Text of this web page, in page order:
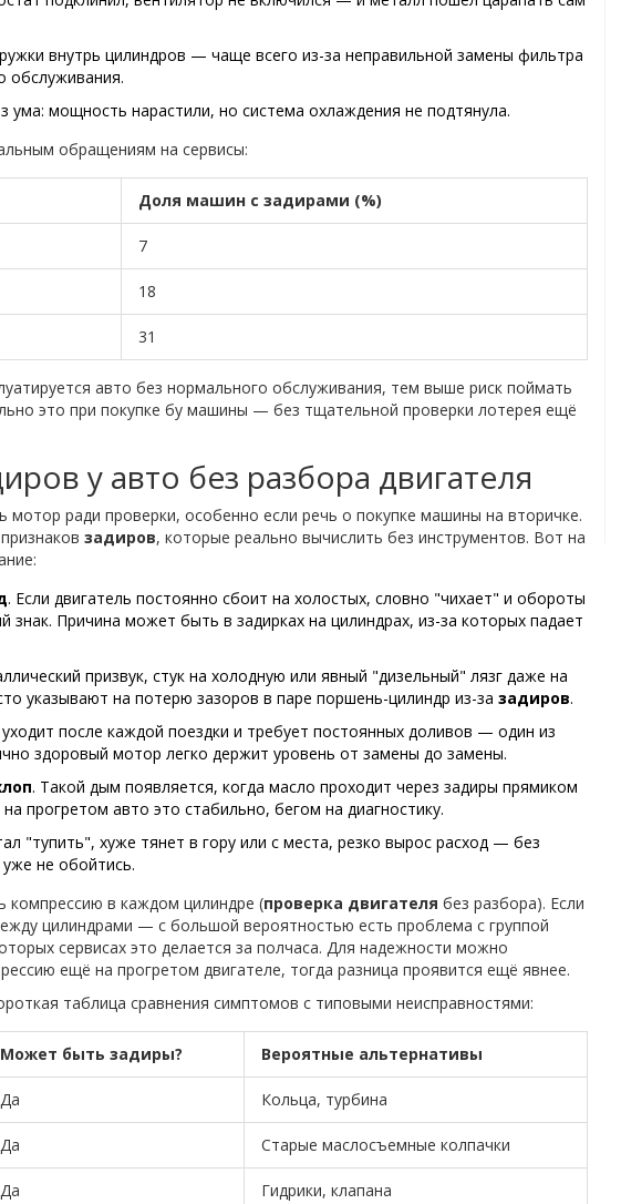
внутрь цилиндров — чаще всего из-за неправильной замены фильтра
обслуживания.
ума: мощность нарастили, но система охлаждения не подтянула.
обращениям на сервисы:
Доля машин с задирами (%)
7
18
31
авто без нормального обслуживания, тем выше риск поймать
это при покупке бу машины — без тщательной проверки лотерея ещё
у авто без разбора двигателя
мотор ради проверки, особенно если речь о покупке машины на вторичке.
задиров, которые реально вычислить без инструментов. Вот на
. Если двигатель постоянно сбоит на холостых, словно "чихает" и обороты
знак. Причина может быть в задирках на цилиндрах, из-за которых падает
призвук, стук на холодную или явный "дизельный" лязг даже на
указывают на потерю зазоров в паре поршень-цилиндр из-за задиров.
после каждой поездки и требует постоянных доливов — один из
здоровый мотор легко держит уровень от замены до замены.
. Такой дым появляется, когда масло проходит через задиры прямиком
прогретом авто это стабильно, бегом на диагностику.
"тупить", хуже тянет в гору или с места, резко вырос расход — без
не обойтись.
компрессию в каждом цилиндре (проверка двигателя без разбора). Если
цилиндрами — с большой вероятностью есть проблема с группой
сервисах это делается за полчаса. Для надежности можно
ещё на прогретом двигателе, тогда разница проявится ещё явнее.
таблица сравнения симптомов с типовыми неисправностями:
Может быть задиры? Вероятные альтернативы
Да Кольца, турбина
Да Старые маслосъемные колпачки
Да Гидрики, клапана